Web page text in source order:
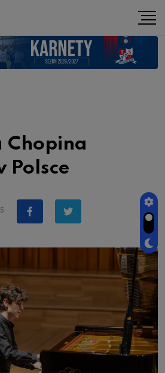
Chopina
Polsce